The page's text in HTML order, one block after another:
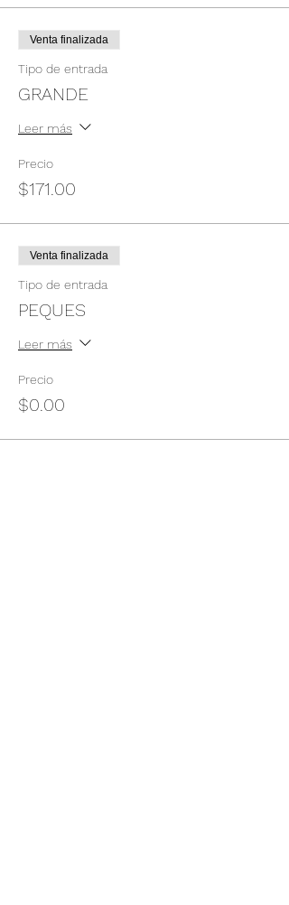
Venta finalizada
Tipo de entrada
GRANDE
Leer más
Precio
$171.00
Venta finalizada
Tipo de entrada
PEQUES
Leer más
Precio
$0.00